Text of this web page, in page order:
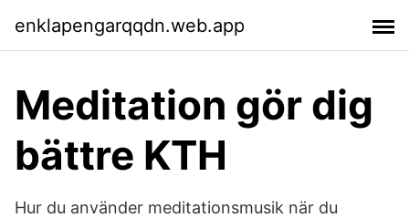
enklapengarqqdn.web.app
Meditation gör dig
bättre KTH
Hur du använder meditationsmusik när du